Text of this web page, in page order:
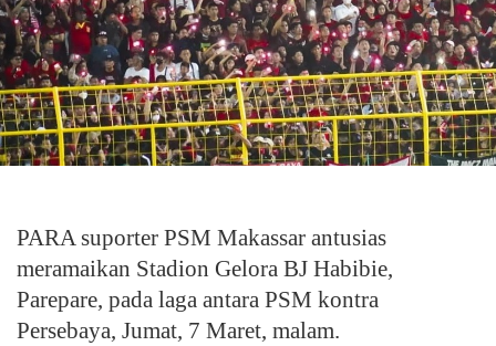
PARA suporter PSM Makassar antusias
meramaikan Stadion Gelora BJ Habibie,
Parepare, pada laga antara PSM kontra
Persebaya, Jumat, 7 Maret, malam.